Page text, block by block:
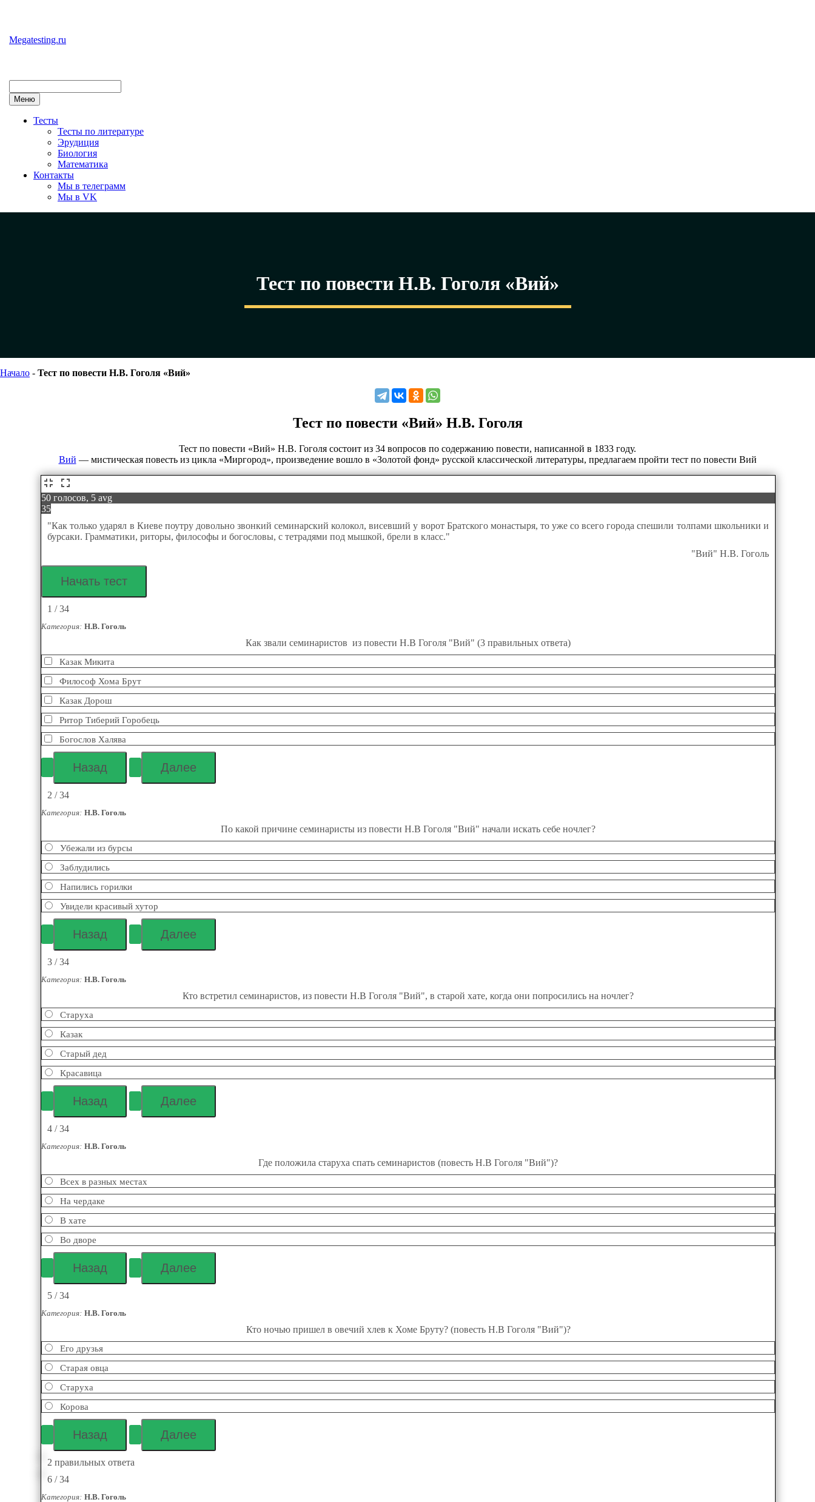
содержимому
Megatesting.ru
Меню
Тесты
Тесты по литературе
Эрудиция
Биология
Математика
Контакты
Мы в телеграмм
Мы в VK
Тест по повести Н.В. Гоголя «Вий»
Начало - Тест по повести Н.В. Гоголя «Вий»
Тест по повести «Вий» Н.В. Гоголя
Тест по повести «Вий» Н.В. Гоголя состоит из 34 вопросов по содержанию повести, написанной в 1833 году.
Вий — мистическая повесть из цикла «Миргород», произведение вошло в «Золотой фонд» русской классической литературы, предлагаем пройти тест по повести Вий
50 голосов, 5 avg
35
"Как только ударял в Киеве поутру довольно звонкий семинарский колокол, висевший у ворот Братского монастыря, то уже со всего города спешили толпами школьники и
бурсаки. Грамматики, риторы, философы и богословы, с тетрадями под мышкой, брели в класс."
"Вий" Н.В. Гоголь
1 / 34
Категория: Н.В. Гоголь
Как звали семинаристов из повести Н.В Гоголя "Вий" (3 правильных ответа)
Казак Микита
Философ Хома Брут
Казак Дорош
Ритор Тиберий Горобець
Богослов Халява
2 / 34
Категория: Н.В. Гоголь
По какой причине семинаристы из повести Н.В Гоголя "Вий" начали искать себе ночлег?
Убежали из бурсы
Заблудились
Напились горилки
Увидели красивый хутор
3 / 34
Категория: Н.В. Гоголь
Кто встретил семинаристов, из повести Н.В Гоголя "Вий", в старой хате, когда они попросились на ночлег?
Старуха
Казак
Старый дед
Красавица
4 / 34
Категория: Н.В. Гоголь
Где положила старуха спать семинаристов (повесть Н.В Гоголя "Вий")?
Всех в разных местах
На чердаке
В хате
Во дворе
5 / 34
Категория: Н.В. Гоголь
Кто ночью пришел в овечий хлев к Хоме Бруту? (повесть Н.В Гоголя "Вий")?
Его друзья
Старая овца
Старуха
Корова
2 правильных ответа
6 / 34
Категория: Н.В. Гоголь